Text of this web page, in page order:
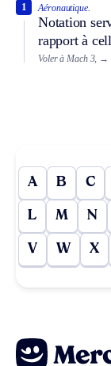
Aéronautique.
Notation
rapport à
1
Voler à Mach 3, →
A B C
L M N
V W X